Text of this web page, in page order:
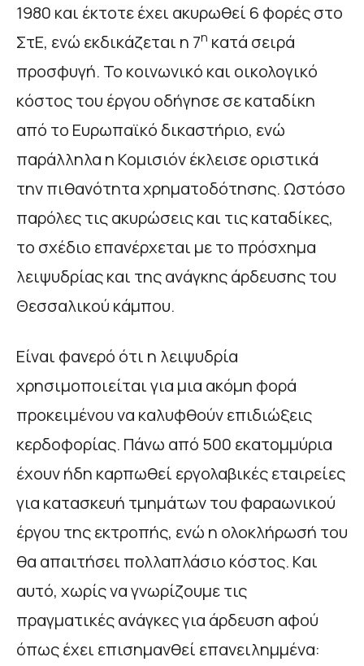
1980 και έκτοτε έχει ακυρωθεί 6 φορές στο
ΣτΕ, ενώ εκδικάζεται η 7η κατά σειρά
προσφυγή. Το κοινωνικό και οικολογικό
κόστος του έργου οδήγησε σε καταδίκη
από το Ευρωπαϊκό δικαστήριο, ενώ
παράλληλα η Κομισιόν έκλεισε οριστικά
την πιθανότητα χρηματοδότησης. Ωστόσο
παρόλες τις ακυρώσεις και τις καταδίκες,
το σχέδιο επανέρχεται με το πρόσχημα
λειψυδρίας και της ανάγκης άρδευσης του
Θεσσαλικού κάμπου.
Είναι φανερό ότι η λειψυδρία
χρησιμοποιείται για μια ακόμη φορά
προκειμένου να καλυφθούν επιδιώξεις
κερδοφορίας. Πάνω από 500 εκατομμύρια
έχουν ήδη καρπωθεί εργολαβικές εταιρείες
για κατασκευή τμημάτων του φαραωνικού
έργου της εκτροπής, ενώ η ολοκλήρωσή του
θα απαιτήσει πολλαπλάσιο κόστος. Και
αυτό, χωρίς να γνωρίζουμε τις
πραγματικές ανάγκες για άρδευση αφού
όπως έχει επισημανθεί επανειλημμένα: